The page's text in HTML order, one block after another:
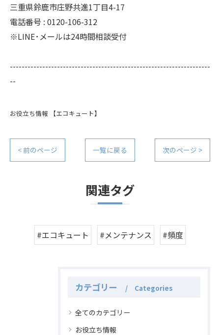
三重県鈴鹿市庄野共進1丁目4-17
電話番号 : 0120-106-312
※LINE･メールは24時間相談受付
--------------------------------------------------------------------
--
お役立ち情報 【エコキュート】
< 前のページ 一覧に戻る 次のページ >
関連タグ
#エコキュート #メンテナンス #頻度
カテゴリー Categories
全てのカテゴリー
お役立ち情報